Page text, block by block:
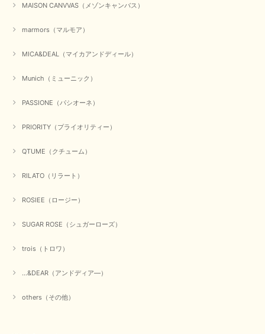
MAISON CANVVAS（メゾンキャンバス）
marmors（マルモア）
MICA&DEAL（マイカアンドディール）
Munich（ミューニック）
PASSIONE（パシオーネ）
PRIORITY（プライオリティー）
QTUME（クチューム）
RILATO（リラート）
ROSIEE（ロージー）
SUGAR ROSE（シュガーローズ）
trois（トロワ）
...&DEAR（アンドディア―）
others（その他）